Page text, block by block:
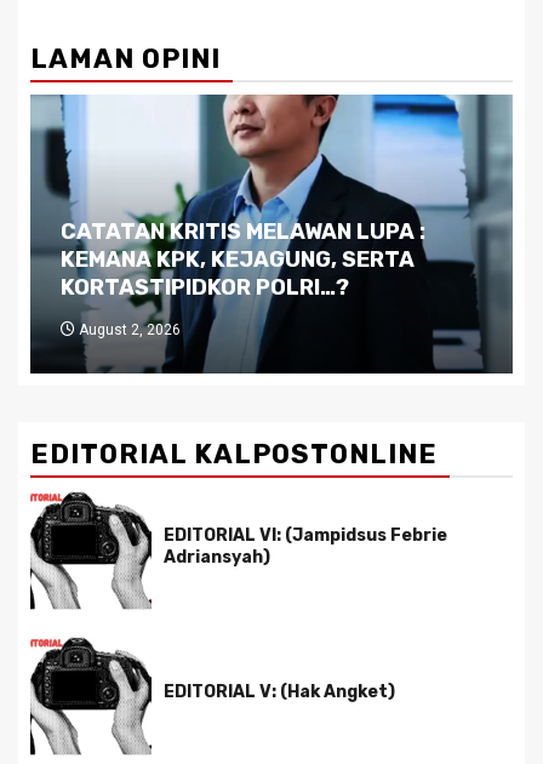
LAMAN OPINI
Dilema Kaltim di Tengah Krisis:
Kutukan Sumber Daya Alam dan
Pemimpin yang Tak Kreatif
July 29, 2026
EDITORIAL KALPOSTONLINE
EDITORIAL VI: (Jampidsus Febrie
Adriansyah)
EDITORIAL V: (Hak Angket)